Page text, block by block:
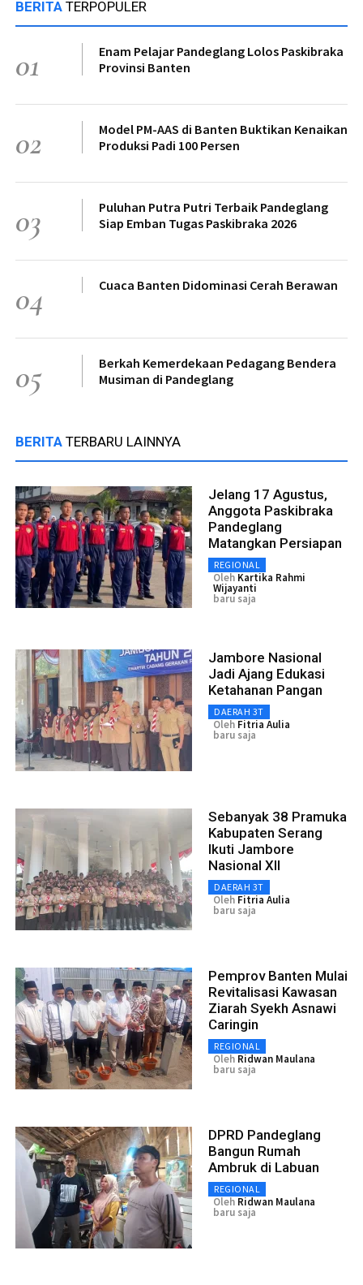
BERITA TERPOPULER
01
Enam Pelajar Pandeglang Lolos Paskibraka
Provinsi Banten
02
Model PM-AAS di Banten Buktikan Kenaikan
Produksi Padi 100 Persen
03
Puluhan Putra Putri Terbaik Pandeglang
Siap Emban Tugas Paskibraka 2026
04 Cuaca Banten Didominasi Cerah Berawan
05
Berkah Kemerdekaan Pedagang Bendera
Musiman di Pandeglang
BERITA TERBARU LAINNYA
Jelang 17 Agustus,
Anggota Paskibraka
Pandeglang
Matangkan Persiapan
REGIONAL
Oleh Kartika Rahmi
Wijayanti
baru saja
Jambore Nasional
Jadi Ajang Edukasi
Ketahanan Pangan
DAERAH 3T
Oleh Fitria Aulia
baru saja
Sebanyak 38 Pramuka
Kabupaten Serang
Ikuti Jambore
Nasional XII
DAERAH 3T
Oleh Fitria Aulia
baru saja
Pemprov Banten Mulai
Revitalisasi Kawasan
Ziarah Syekh Asnawi
Caringin
REGIONAL
Oleh Ridwan Maulana
baru saja
DPRD Pandeglang
Bangun Rumah
Ambruk di Labuan
REGIONAL
Oleh Ridwan Maulana
baru saja